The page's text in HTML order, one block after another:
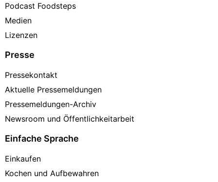
Podcast Foodsteps
Medien
Lizenzen
Presse
Pressekontakt
Aktuelle Pressemeldungen
Pressemeldungen-Archiv
Newsroom und Öffentlichkeitarbeit
Einfache Sprache
Einkaufen
Kochen und Aufbewahren